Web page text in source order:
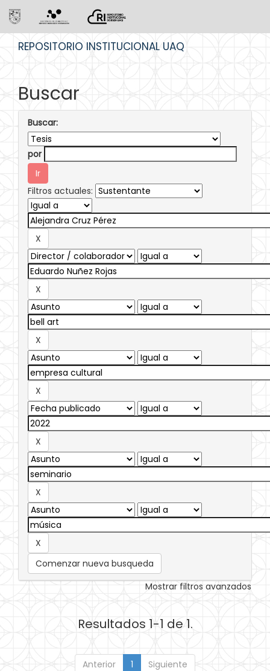
REPOSITORIO INSTITUCIONAL UAQ
Buscar
Buscar:
por
Filtros actuales:
Comenzar nueva busqueda
Mostrar filtros avanzados
Resultados 1-1 de 1.
Anterior 1 Siguiente